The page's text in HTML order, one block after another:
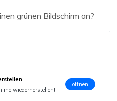
grünen Bildschirm an?
wiederherstellen!
öffnen